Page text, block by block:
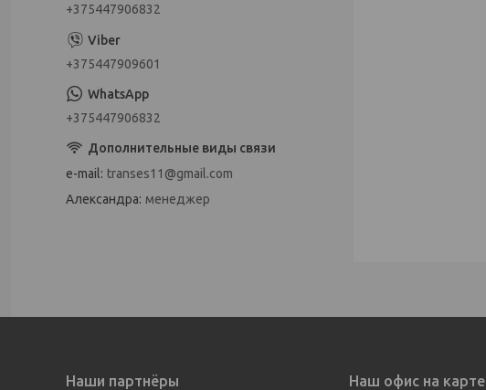
+375447906832
+375447909601
+375447906832
e-mail transes11@gmail.com
Александра менеджер
Наши партнёры Наш офис на карте